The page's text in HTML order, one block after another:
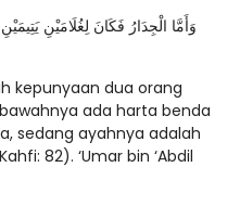
وَأَمَّا الْجِدَارُ فَكَانَ لِغُلَامَيْنِ
kepunyaan dua orang
ada harta benda
sedang ayahnya adalah
82). ‘Umar bin ‘Abdil